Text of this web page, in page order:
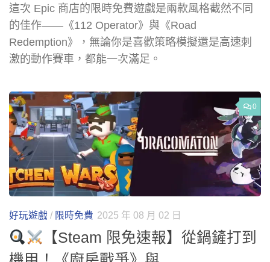
這次 Epic 商店的限時免費遊戲是兩款風格截然不同
的佳作——《112 Operator》與《Road
Redemption》，無論你是喜歡策略模擬還是高速刺
激的動作賽車，都能一次滿足。
0
好玩遊戲 / 限時免費 2025 年 08 月 02 日
【Steam 限免速報】從鍋鏟打到